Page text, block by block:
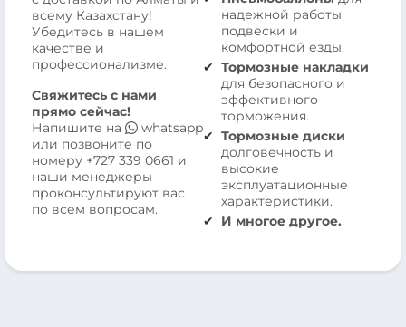
всему Казахстану!
Убедитесь в нашем
качестве и
профессионализме.
Свяжитесь с нами
прямо сейчас!
Напишите на
whatsapp
или позвоните по
номеру +727 339 0661 и
наши менеджеры
проконсультируют вас
по всем вопросам.
надежной работы
подвески и
комфортной езды.
Тормозные накладки
для безопасного и
эффективного
торможения.
Тормозные диски
долговечность и
высокие
эксплуатационные
характеристики.
И многое другое.